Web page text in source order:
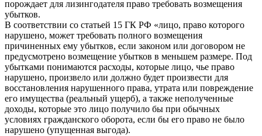
порождает для лизингодателя право требовать возмещения
убытков.
В соответствии со статьей 15 ГК РФ «лицо, право которого
нарушено, может требовать полного возмещения
причиненных ему убытков, если законом или договором не
предусмотрено возмещение убытков в меньшем размере. Под
убытками понимаются расходы, которые лицо, чье право
нарушено, произвело или должно будет произвести для
восстановления нарушенного права, утрата или повреждение
его имущества (реальный ущерб), а также неполученные
доходы, которые это лицо получило бы при обычных
условиях гражданского оборота, если бы его право не было
нарушено (упущенная выгода).